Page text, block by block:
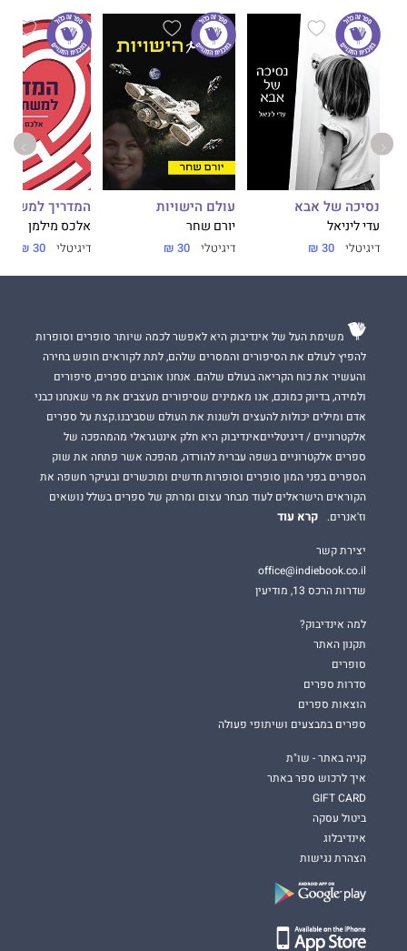
נסיכה של אבא
עדי ליניאל
דיגיטלי 30 ₪
עולם הישויות
יורם שחר
דיגיטלי 30 ₪
המדריך
אלכס מילמן
דיגיטלי 30 ₪
משימת העל של אינדיבוק היא לאפשר לכמה שיותר סופרים וסופרות
להפיץ לעולם את הסיפורים והמסרים שלהם, לתת לקוראים חופש בחירה
והעשיר את כוח הקריאה בעולם שלהם. אנחנו אוהבים ספרים, סיפורים
ולמידה, בדיוק כמוכם, אנו מאמינים שסיפורים מעצבים את מי שאנחנו כבני
אדם ומילים יכולות להעצים ולשנות את העולם שסביבנו.קצת על ספרים
אלקטרוניים / דיגיטלייםאינדיבוק היא חלק אינטגראלי מהמהפכה של
ספרים אלקטרוניים בשפה עברית להורדה, מהפכה אשר פתחה את שוק
הספרים בפני המון סופרים וסופרות חדשים ומוכשרים ובעיקר חשפה את
הקוראים הישראלים לעוד מבחר עצום ומרתק של ספרים בשלל נושאים
וז'אנרים.
קרא עוד
יצירת קשר
office@indiebook.co.il
שדרות הרכס 13, מודיעין
למה אינדיבוק?
תקנון האתר
סופרים
סדרות ספרים
הוצאות ספרים
ספרים במבצעים ושיתופי פעולה
קניה באתר - שו"ת
איך לרכוש ספר באתר
GIFT CARD
ביטול עסקה
אינדיבלוג
הצהרת נגישות